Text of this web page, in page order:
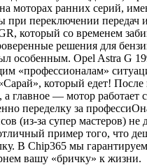
моторах ранних серий,
переключении передач
который со временем
решения для
особенным. Opel Astra G
«профессионалам»
который едет!
главное — мотор работает
переделку за
(из-за супер мастеров)
пример того, что
В Chip365 мы
вашу «бричку» к жизни.